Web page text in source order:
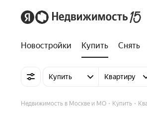
Новостройки Купить Снять
Купить Квартиру
Недвижимость в Москве и МО Купить